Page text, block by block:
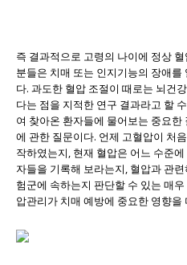
즉 결과적으로 고령의 나이에 정상
분들은 치매 또는 인지기능의 장애
다. 과도한 혈압 조절이 때로는 뇌건
다는 점을 지적한 연구 결과라고 할
여 찾아온 환자들에 물어보는 중요
에 관한 질문이다. 언제 고혈압이 처
작하였는지, 현재 혈압은 어느 수준
자들을 기록해 보라는지, 혈압과 관
험군에 속하는지 판단할 수 있는 매
압관리가 치매 예방에 중요한 영향을